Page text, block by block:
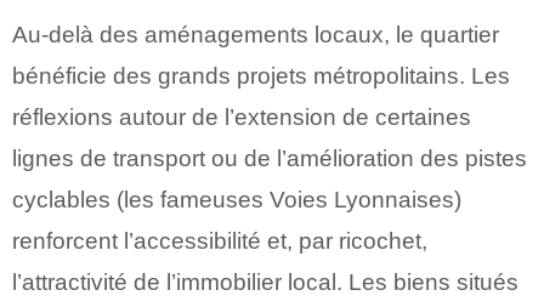
Au-delà des aménagements locaux, le quartier
bénéficie des grands projets métropolitains. Les
réflexions autour de l’extension de certaines
lignes de transport ou de l’amélioration des pistes
cyclables (les fameuses Voies Lyonnaises)
renforcent l’accessibilité et, par ricochet,
l’attractivité de l’immobilier local. Les biens situés